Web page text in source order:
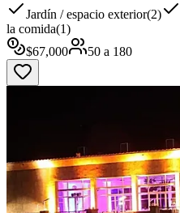
Jardín / espacio exterior(2)
la comida(1)
$67,000 50 a 180